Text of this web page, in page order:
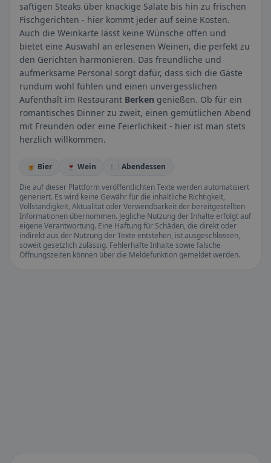
saftigen Steaks über knackige Salate bis hin zu frischen
Fischgerichten - hier kommt jeder auf seine Kosten.
Auch die Weinkarte lässt keine Wünsche offen und
bietet eine Auswahl an erlesenen Weinen, die perfekt zu
den Gerichten harmonieren. Das freundliche und
aufmerksame Personal sorgt dafür, dass sich die Gäste
rundum wohl fühlen und einen unvergesslichen
Aufenthalt im Restaurant Berken genießen. Ob für ein
romantisches Dinner zu zweit, einen gemütlichen Abend
mit Freunden oder eine Feierlichkeit - hier ist man stets
herzlich willkommen.
🍺 Bier 🍷 Wein
🍽️ Abendessen
Die auf dieser Plattform veröffentlichten Texte werden automatisiert
generiert. Es wird keine Gewähr für die inhaltliche Richtigkeit,
Vollständigkeit, Aktualität oder Verwendbarkeit der bereitgestellten
Informationen übernommen. Jegliche Nutzung der Inhalte erfolgt auf
eigene Verantwortung. Eine Haftung für Schäden, die direkt oder
indirekt aus der Nutzung der Texte entstehen, ist ausgeschlossen,
soweit gesetzlich zulässig. Fehlerhafte Inhalte sowie falsche
Öffnungszeiten können über die Meldefunktion gemeldet werden.